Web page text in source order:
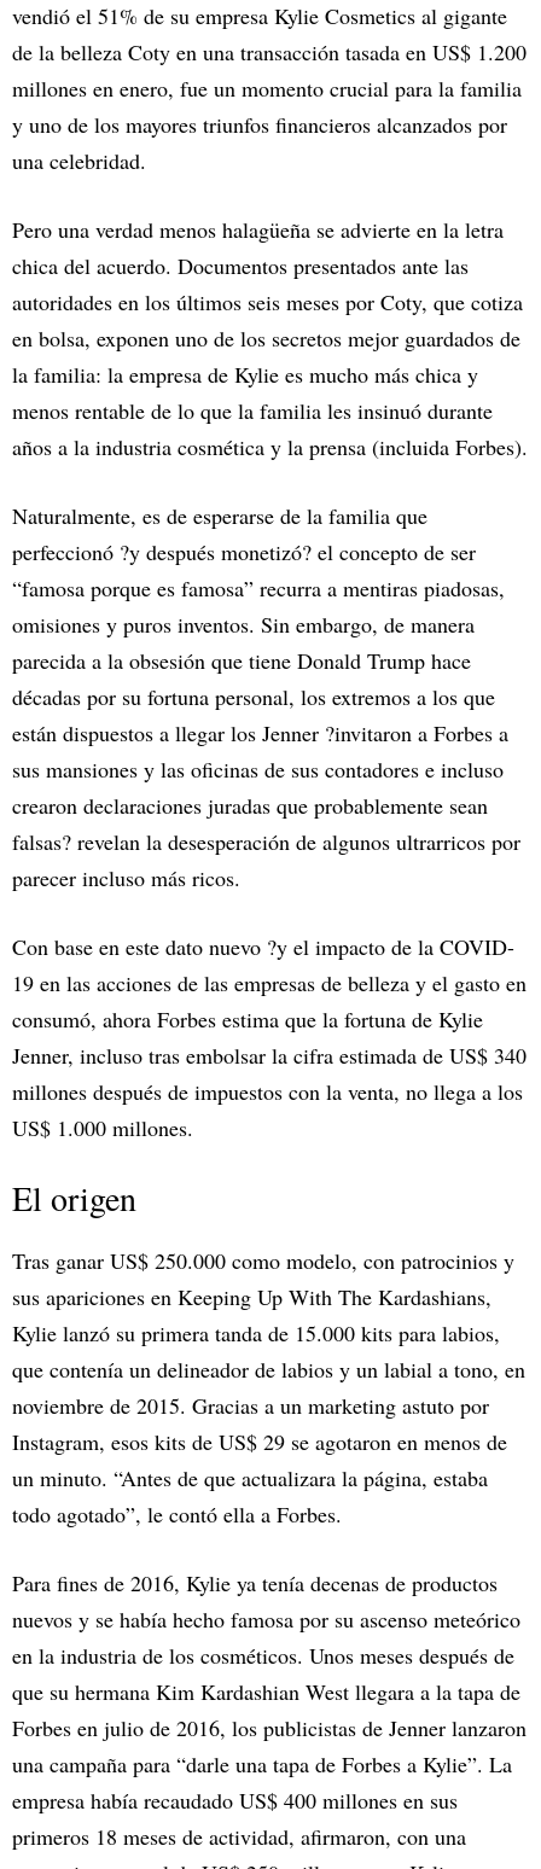
vendió el 51% de su empresa Kylie Cosmetics al gigante
de la belleza Coty en una transacción tasada en US$ 1.200
millones en enero, fue un momento crucial para la familia
y uno de los mayores triunfos financieros alcanzados por
una celebridad.
Pero una verdad menos halagüeña se advierte en la letra
chica del acuerdo. Documentos presentados ante las
autoridades en los últimos seis meses por Coty, que cotiza
en bolsa, exponen uno de los secretos mejor guardados de
la familia: la empresa de Kylie es mucho más chica y
menos rentable de lo que la familia les insinuó durante
años a la industria cosmética y la prensa (incluida Forbes).
Naturalmente, es de esperarse de la familia que
perfeccionó ?y después monetizó? el concepto de ser
“famosa porque es famosa” recurra a mentiras piadosas,
omisiones y puros inventos. Sin embargo, de manera
parecida a la obsesión que tiene Donald Trump hace
décadas por su fortuna personal, los extremos a los que
están dispuestos a llegar los Jenner ?invitaron a Forbes a
sus mansiones y las oficinas de sus contadores e incluso
crearon declaraciones juradas que probablemente sean
falsas? revelan la desesperación de algunos ultrarricos por
parecer incluso más ricos.
Con base en este dato nuevo ?y el impacto de la COVID-
19 en las acciones de las empresas de belleza y el gasto en
consumó, ahora Forbes estima que la fortuna de Kylie
Jenner, incluso tras embolsar la cifra estimada de US$ 340
millones después de impuestos con la venta, no llega a los
US$ 1.000 millones.
El origen
Tras ganar US$ 250.000 como modelo, con patrocinios y
sus apariciones en Keeping Up With The Kardashians,
Kylie lanzó su primera tanda de 15.000 kits para labios,
que contenía un delineador de labios y un labial a tono, en
noviembre de 2015. Gracias a un marketing astuto por
Instagram, esos kits de US$ 29 se agotaron en menos de
un minuto. “Antes de que actualizara la página, estaba
todo agotado”, le contó ella a Forbes.
Para fines de 2016, Kylie ya tenía decenas de productos
nuevos y se había hecho famosa por su ascenso meteórico
en la industria de los cosméticos. Unos meses después de
que su hermana Kim Kardashian West llegara a la tapa de
Forbes en julio de 2016, los publicistas de Jenner lanzaron
una campaña para “darle una tapa de Forbes a Kylie”. La
empresa había recaudado US$ 400 millones en sus
primeros 18 meses de actividad, afirmaron, con una